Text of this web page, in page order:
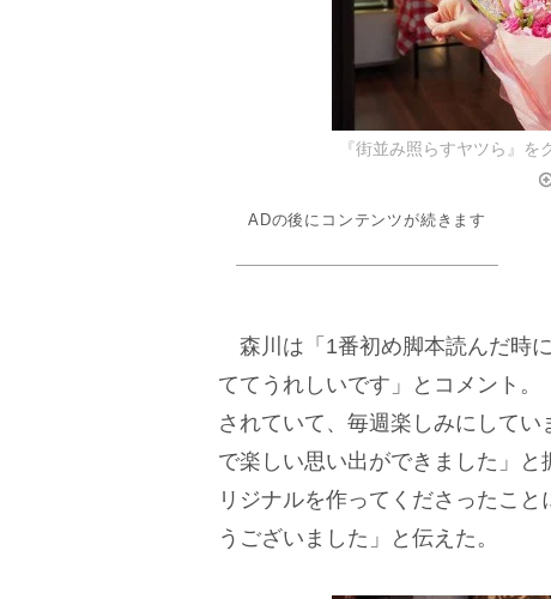
『街並み照らすヤツら』
ADの後にコンテンツが続きます
森川は「1番初め脚本読んだ時
ててうれしいです」とコメント
されていて、毎週楽しみにして
で楽しい思い出ができました」
リジナルを作ってくださったこ
うございました」と伝えた。